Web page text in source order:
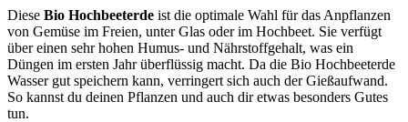
Diese Bio Hochbeeterde ist die optimale Wahl für das Anpflanzen
von Gemüse im Freien, unter Glas oder im Hochbeet. Sie verfügt
über einen sehr hohen Humus- und Nährstoffgehalt, was ein
Düngen im ersten Jahr überflüssig macht. Da die Bio Hochbeeterde
Wasser gut speichern kann, verringert sich auch der Gießaufwand.
So kannst du deinen Pflanzen und auch dir etwas besonders Gutes
tun.